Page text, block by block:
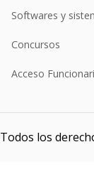
Softwares y
Concursos
Acceso
Todos los